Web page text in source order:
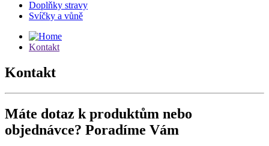
Doplňky stravy
Svíčky a vůně
Kontakt
Kontakt
Máte dotaz k produktům nebo
objednávce? Poradíme Vám